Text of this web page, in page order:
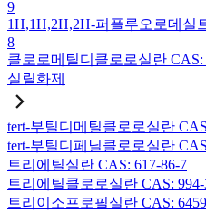
9
1H,1H,2H,2H-퍼플루오로데실
8
클로로메틸디클로로실란 CAS:
실릴화제
tert-부틸디메틸클로로실란
tert-부틸디페닐클로로실란
트리에틸실란 CAS: 617-86-7
트리에틸클로로실란 CAS: 994-
트리이소프로필실란 CAS: